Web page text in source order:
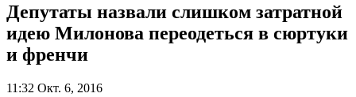
Депутаты назвали слишком затратной
идею Милонова переодеться в сюртуки
и френчи
11:32 Окт. 6, 2016